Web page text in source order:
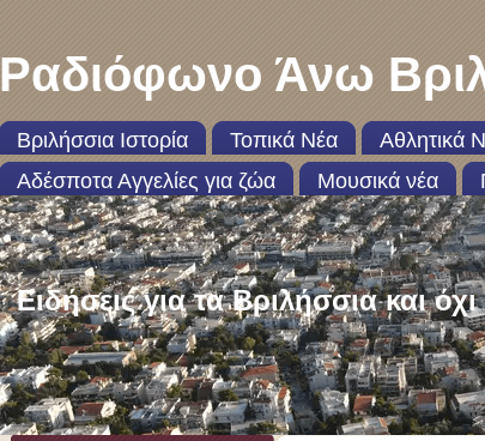
Ραδιόφωνο Άνω
Βριλήσσια Ιστορία Τοπικά Νέα Αθλητικά
Αδέσποτα Αγγελίες για ζώα
Μουσικά νέα
Ειδήσεις για τα Βριλήσσια και